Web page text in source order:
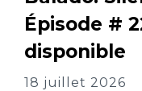
Épisode #
disponible
18 juillet 2026